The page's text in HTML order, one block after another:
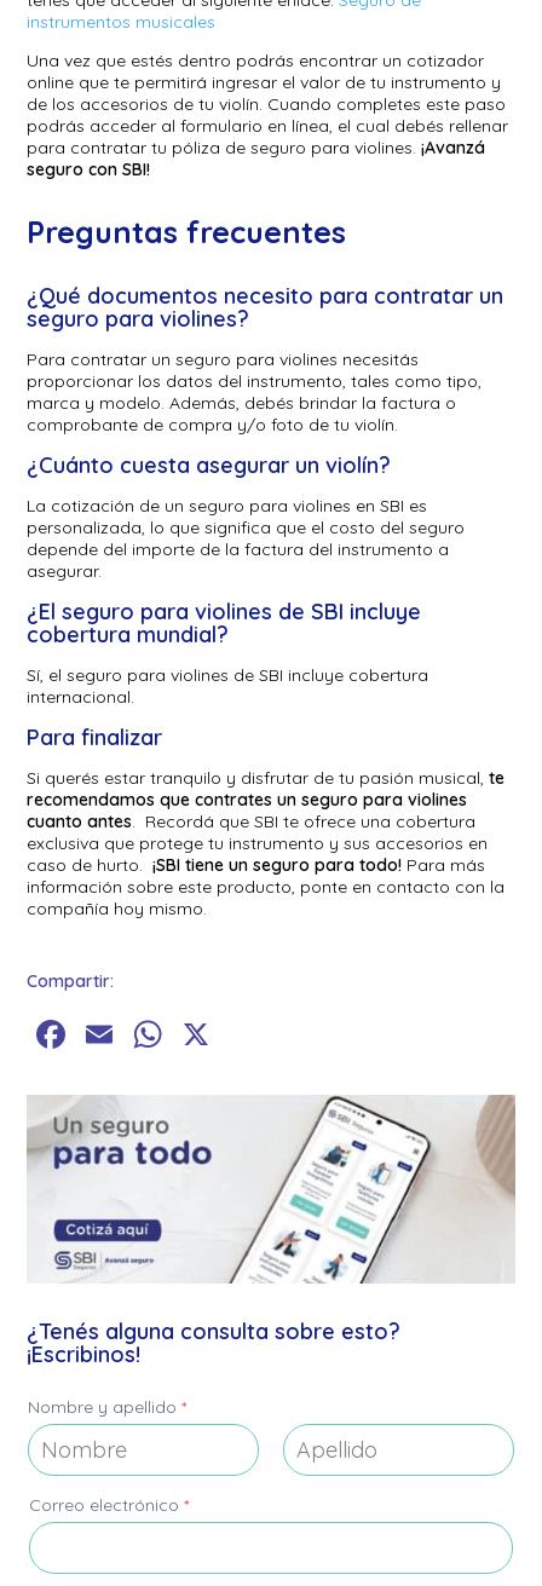
instrumentos musicales
Una vez que estés dentro podrás encontrar un cotizador
online que te permitirá ingresar el valor de tu instrumento y
de los accesorios de tu violín. Cuando completes este paso
podrás acceder al formulario en línea, el cual debés rellenar
para contratar tu póliza de seguro para violines.¡Avanzá
seguro con SBI!
Preguntas frecuentes
¿Qué documentos necesito para contratar un
seguro para violines?
Para contratar un seguro para violines necesitás
proporcionar los datos del instrumento, tales como tipo,
marca y modelo. Además, debés brindar la factura o
comprobante de compra y/o foto de tu violín.
¿Cuánto cuesta asegurar un violín?
La cotización de un seguro para violines en SBI es
personalizada, lo que significa que el costo del seguro
depende del importe de la factura del instrumento a
asegurar.
¿El seguro para violines de SBI incluye
cobertura mundial?
Sí, el seguro para violines de SBI incluye cobertura
internacional.
Para finalizar
Si querés estar tranquilo y disfrutar de tu pasión musical,te
recomendamos que contrates un seguro para violines
cuanto antes. Recordá que SBI te ofrece una cobertura
exclusiva que protege tu instrumento y sus accesorios en
caso de hurto.¡SBI tiene un seguro para todo! Para más
información sobre este producto, ponte en contacto con la
compañía hoy mismo.
Compartir:
Facebook
EmailWhatsApp
¿Tenés alguna consulta sobre esto?
¡Escribinos!
Nombre y apellido*
Correo electrónico*